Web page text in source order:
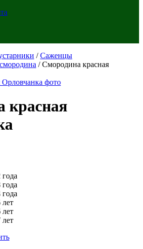
/Саженцы
/ Смородина красная
красная
года
года
года
лет
лет
лет